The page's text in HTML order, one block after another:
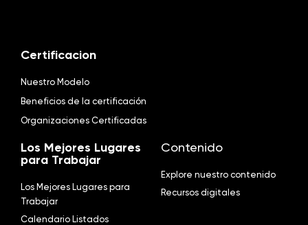
Certificacion
Nuestro Modelo
Beneficios de la certificación
Organizaciones Certificadas
Los Mejores Lugares
para Trabajar
Los Mejores Lugares para
Trabajar
Calendario Listados
Contenido
Explore nuestro contenido
Recursos digitales